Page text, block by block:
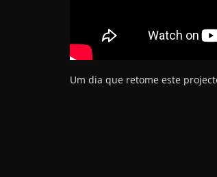
Um dia que retome este